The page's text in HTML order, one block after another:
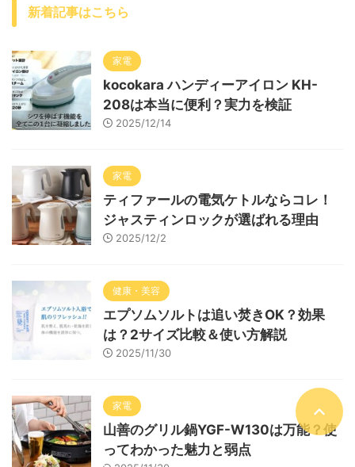
新着記事はこちら
家電
kocokara ハンディーアイロン KH-
208は本当に便利？実力を検証
2025/12/14
家電
ティファールの電気ケトルならコレ！
ジャスティンロックが選ばれる理由
2025/12/2
健康・美容
エプソムソルトは追い焚きOK？効果
は？2サイズ比較＆使い方解説
2025/11/30
家電
山善のグリル鍋YGF-W130は万能？使
ってわかった魅力と弱点